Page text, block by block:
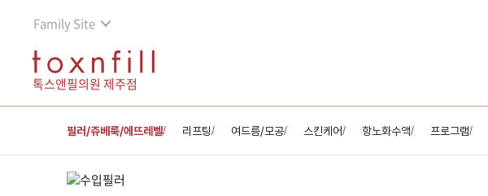
Family Site
톡스앤필의원 제주점
필러/쥬베룩/에뜨레벨/ 리프팅/ 여드름/모공/ 스킨케어/ 항노화수액/ 프로그램/